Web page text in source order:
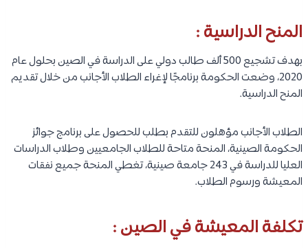
المنح الدراسية :
بهدف تشجيع 500 ألف طالب دولي على الدراسة في الصين بحلول عام
2020، وضعت الحكومة برنامجًا لإغراء الطلاب الأجانب من خلال تقديم
المنح الدراسية.
الطلاب الأجانب مؤهلون للتقدم بطلب للحصول على برنامج جوائز
الحكومة الصينية، المنحة متاحة للطلاب الجامعيين وطلاب الدراسات
العليا للدراسة في 243 جامعة صينية، تغطي المنحة جميع نفقات
المعيشة ورسوم الطلاب.
تكلفة المعيشة في الصين :